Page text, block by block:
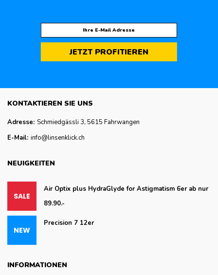
JETZT PROFITIEREN
KONTAKTIEREN SIE UNS
Adresse: Schmiedgässli 3, 5615 Fahrwangen
E-Mail: info@linsenklick.ch
NEUIGKEITEN
Air Optix plus HydraGlyde for Astigmatism 6er ab nur
89.90.-
Precision 7 12er
INFORMATIONEN